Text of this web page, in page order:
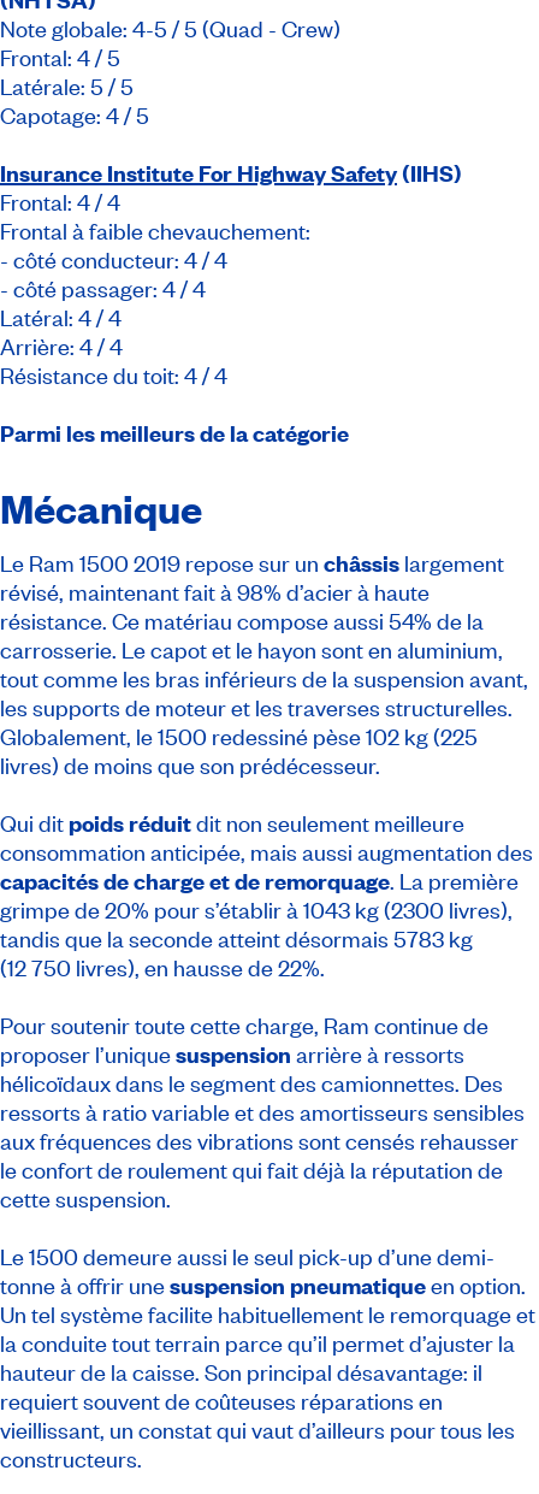
Note globale: 4-5 / 5 (Quad - Crew)
Frontal: 4 / 5
Latérale: 5 / 5
Capotage: 4 / 5
Insurance Institute For Highway Safety(IIHS)
Frontal: 4 / 4
Frontal à faible chevauchement:
- côté conducteur: 4 / 4
- côté passager: 4 / 4
Latéral: 4 / 4
Arrière: 4 / 4
Résistance du toit: 4 / 4
Parmi les meilleurs de la catégorie
Mécanique
Le Ram 1500 2019 repose sur un châssis largement
révisé, maintenant fait à 98% d’acier à haute
résistance. Ce matériau compose aussi 54% de la
carrosserie. Le capot et le hayon sont en aluminium,
tout comme les bras inférieurs de la suspension avant,
les supports de moteur et les traverses structurelles.
Globalement, le 1500 redessiné pèse 102 kg (225
livres) de moins que son prédécesseur.
Qui dit poids réduitdit non seulement meilleure
consommation anticipée, mais aussi augmentation des
capacités de charge et de remorquage. La première
grimpe de 20% pour s’établir à 1043 kg (2300 livres),
tandis que la seconde atteint désormais 5783 kg
(12 750 livres), en hausse de 22%.
Pour soutenir toute cette charge, Ram continue de
proposer l’uniquesuspension arrière à ressorts
hélicoïdaux dans le segment des camionnettes. Des
ressorts à ratio variable et des amortisseurs sensibles
aux fréquences des vibrations sont censés rehausser
le confort de roulement qui fait déjà la réputation de
cette suspension.
Le 1500 demeure aussi le seul pick-up d’une demi-
tonne à offrir unesuspension pneumatiqueen option.
Un tel système facilite habituellement le remorquage et
la conduite tout terrain parce qu’il permet d’ajuster la
hauteur de la caisse. Son principal désavantage: il
requiert souvent de coûteuses réparations en
vieillissant, un constat qui vaut d’ailleurs pour tous les
constructeurs.